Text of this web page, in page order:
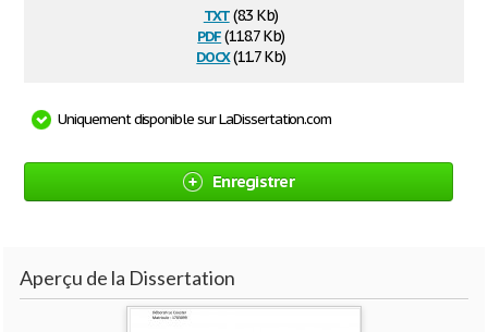
txt(8.3 Kb)
pdf(118.7 Kb)
docx(11.7 Kb)
Uniquement disponible sur LaDissertation.com
Enregistrer
Aperçu de la Dissertation